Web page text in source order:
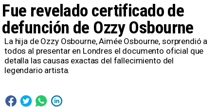
Fue revelado certificado de
defunción de Ozzy Osbourne
La hija de Ozzy Osbourne, Aimée Osbourne, sorprendió a
todos al presentar en Londres el documento oficial que
detalla las causas exactas del fallecimiento del
legendario artista.